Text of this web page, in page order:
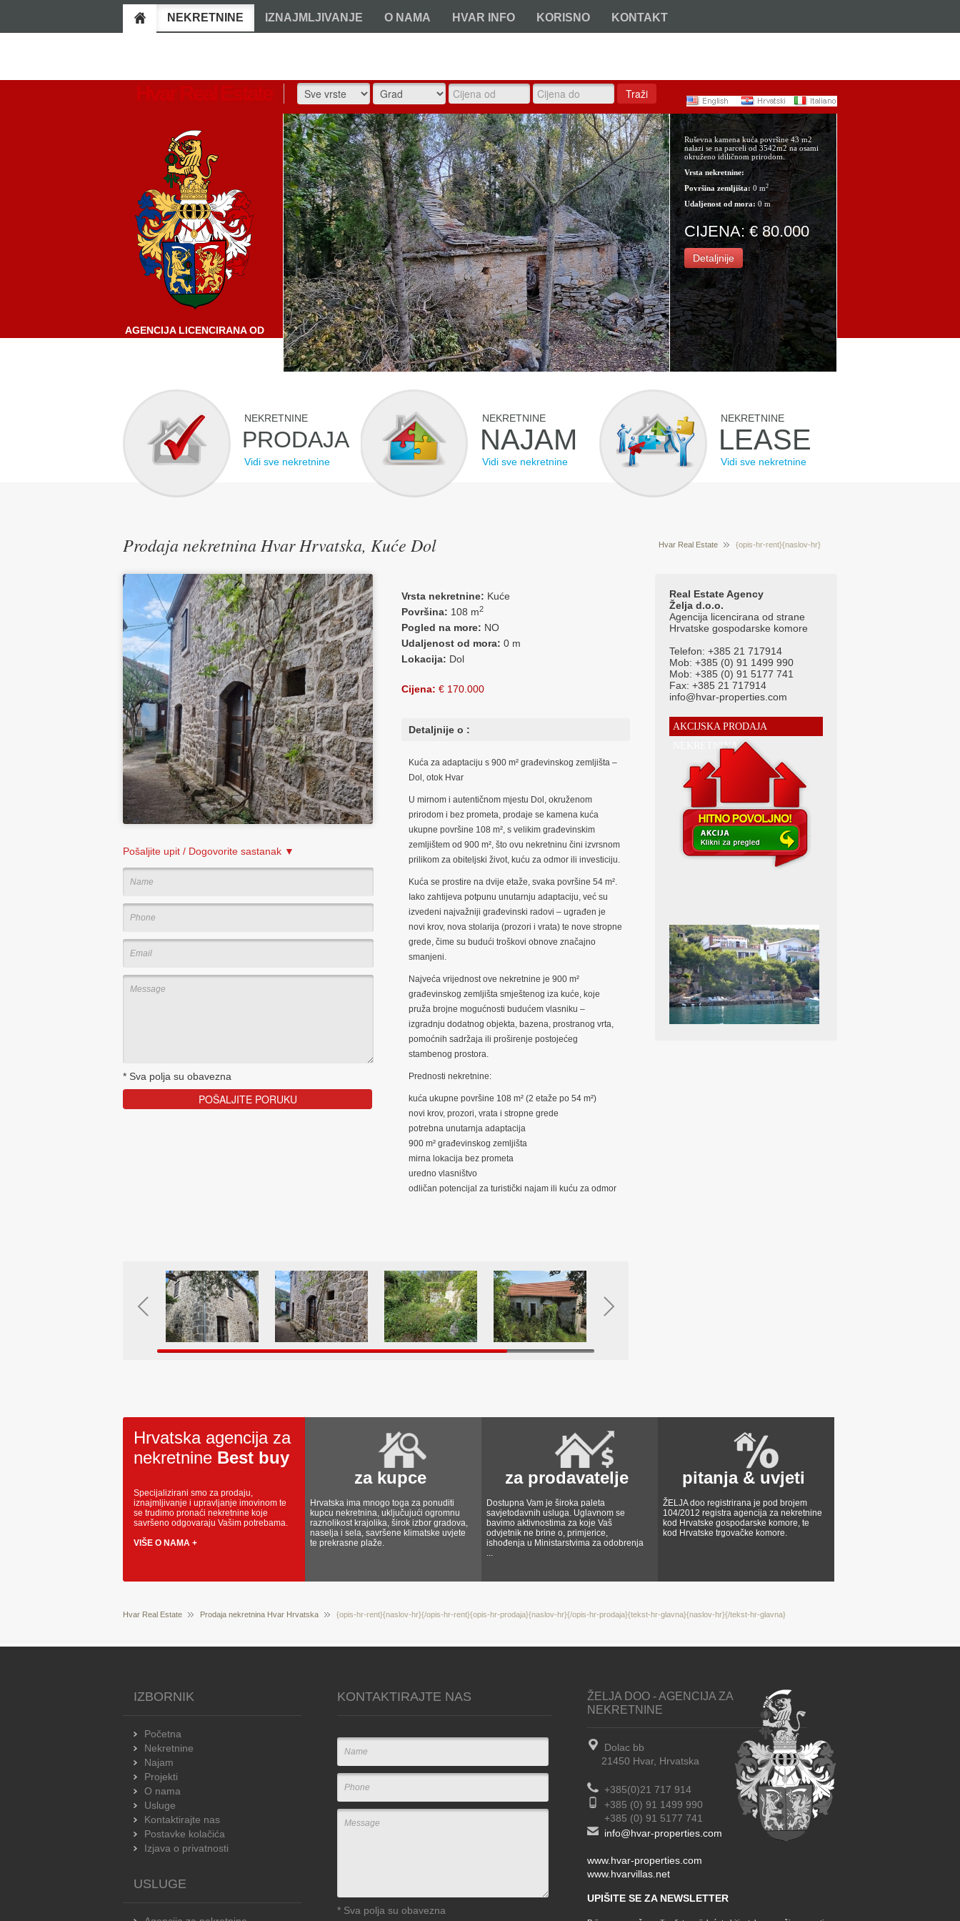
NEKRETNINE IZNAJMLJIVANJE O NAMA HVAR INFO KORISNO KONTAKT
Traži
AGENCIJA LICENCIRANA OD
STRANE HRVATSKE
Ruševna kamena kuća površine 43 m2
nalazi se na parceli od 3542m2 na osami
okruženo idiličnom prirodom.
Vrsta nekretnine:
Površina zemljišta:0 m2
Udaljenost od mora: 0 m
CIJENA: € 80.000
Detaljnije
NEKRETNINE
PRODAJA
Vidi sve nekretnine
NEKRETNINE
NAJAM
Vidi sve nekretnine
NEKRETNINE
LEASE
Vidi sve nekretnine
Prodaja nekretnina Hvar Hrvatska, Kuće Dol Hvar Real Estate {opis-hr-rent}{naslov-hr}
rent}{opis-hr-prodaja}{naslov-hr}{/opis-hr-prodaja}
{tekst-hr-glavna}{naslov-hr}{/tekst-hr-glavna}
Pošaljite upit / Dogovorite sastanak ▼
* Sva polja su obavezna
Vrsta nekretnine: Kuće
Površina: 108 m2
Pogled na more: NO
Udaljenost od mora: 0 m
Lokacija: Dol
Cijena: € 170.000
Detaljnije o :
Kuća za adaptaciju s 900 m² građevinskog zemljišta –
Dol, otok Hvar
U mirnom i autentičnom mjestu Dol, okruženom
prirodom i bez prometa, prodaje se kamena kuća
ukupne površine 108 m², s velikim građevinskim
zemljištem od 900 m², što ovu nekretninu čini izvrsnom
prilikom za obiteljski život, kuću za odmor ili investiciju.
Kuća se prostire na dvije etaže, svaka površine 54 m².
Iako zahtijeva potpunu unutarnju adaptaciju, već su
izvedeni najvažniji građevinski radovi – ugrađen je
novi krov, nova stolarija (prozori i vrata) te nove stropne
grede, čime su budući troškovi obnove značajno
smanjeni.
Najveća vrijednost ove nekretnine je 900 m²
građevinskog zemljišta smještenog iza kuće, koje
pruža brojne mogućnosti budućem vlasniku –
izgradnju dodatnog objekta, bazena, prostranog vrta,
pomoćnih sadržaja ili proširenje postojećeg
stambenog prostora.
Prednosti nekretnine:
kuća ukupne površine 108 m² (2 etaže po 54 m²)
novi krov, prozori, vrata i stropne grede
potrebna unutarnja adaptacija
900 m² građevinskog zemljišta
mirna lokacija bez prometa
uredno vlasništvo
odličan potencijal za turistički najam ili kuću za odmor
Real Estate Agency
Želja d.o.o.
Agencija licencirana od strane
Hrvatske gospodarske komore
Telefon: +385 21 717914
Mob: +385 (0) 91 1499 990
Mob: +385 (0) 91 5177 741
Fax: +385 21 717914
info@hvar-properties.com
AKCIJSKA PRODAJA
NEKRETNINA
Hrvatska agencija za
nekretnine Best buy
Specijalizirani smo za prodaju,
iznajmljivanje i upravljanje imovinom te
se trudimo pronaći nekretnine koje
savršeno odgovaraju Vašim potrebama.
VIŠE O NAMA +
za kupce
Hrvatska ima mnogo toga za ponuditi
kupcu nekretnina, uključujući ogromnu
raznolikost krajolika, širok izbor gradova,
naselja i sela, savršene klimatske uvjete
te prekrasne plaže.
za prodavatelje
Dostupna Vam je široka paleta
savjetodavnih usluga. Uglavnom se
bavimo aktivnostima za koje Vaš
odvjetnik ne brine o, primjerice,
ishođenja u Ministarstvima za odobrenja
...
pitanja & uvjeti
ŽELJA doo registrirana je pod brojem
104/2012 registra agencija za nekretnine
kod Hrvatske gospodarske komore, te
kod Hrvatske trgovačke komore.
Hvar Real Estate Prodaja nekretnina Hvar Hrvatska {opis-hr-rent}{naslov-hr}{/opis-hr-rent}{opis-hr-prodaja}{naslov-hr}{/opis-hr-prodaja}{tekst-hr-glavna}{naslov-hr}{/tekst-hr-glavna}
IZBORNIK
Početna
Nekretnine
Najam
Projekti
O nama
Usluge
Kontaktirajte nas
Postavke kolačića
Izjava o privatnosti
USLUGE
KONTAKTIRAJTE NAS
* Sva polja su obavezna
ŽELJA DOO - AGENCIJA ZA
NEKRETNINE
Dolac bb
21450 Hvar, Hrvatska
+385(0)21 717 914
+385 (0) 91 1499 990
+385 (0) 91 5177 741
info@hvar-properties.com
www.hvar-properties.com
www.hvarvillas.net
UPIŠITE SE ZA NEWSLETTER